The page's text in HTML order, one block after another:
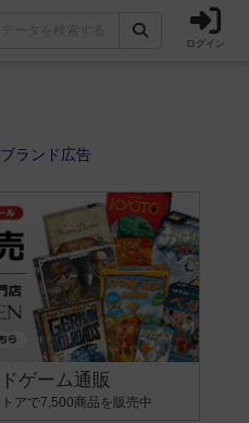
ログイン
ゲーム通販
アで7,500商品を販売中